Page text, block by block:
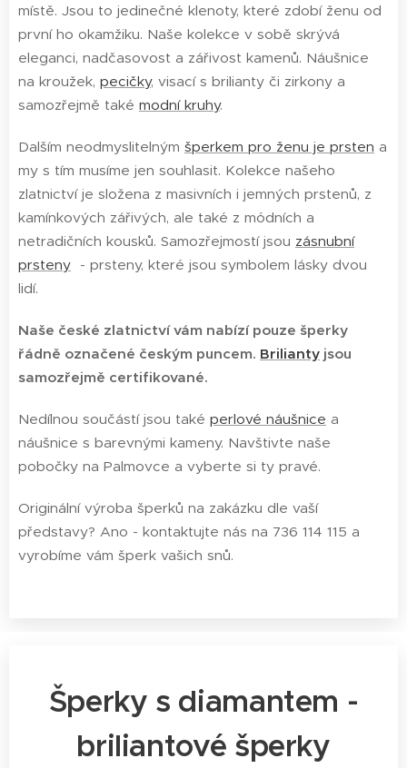
místě. Jsou to jedinečné klenoty, které zdobí ženu od
první ho okamžiku. Naše kolekce v sobě skrývá
eleganci, nadčasovost a zářivost kamenů. Náušnice
na kroužek, pecičky, visací s brilianty či zirkony a
samozřejmě také modní kruhy.
Dalším neodmyslitelným šperkem pro ženu je prsten a
my s tím musíme jen souhlasit. Kolekce našeho
zlatnictví je složena z masivních i jemných prstenů, z
kamínkových zářivých, ale také z módních a
netradičních kousků. Samozřejmostí jsou zásnubní
prsteny - prsteny, které jsou symbolem lásky dvou
lidí.
Naše české zlatnictví vám nabízí pouze šperky
řádně označené českým puncem. Brilianty jsou
samozřejmě certifikované.
Nedílnou součástí jsou také perlové náušnice a
náušnice s barevnými kameny. Navštivte naše
pobočky na Palmovce a vyberte si ty pravé.
Originální výroba šperků na zakázku dle vaší
představy? Ano - kontaktujte nás na 736 114 115 a
vyrobíme vám šperk vašich snů.
Šperky s diamantem -
briliantové šperky